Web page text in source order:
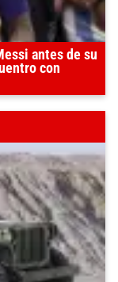
antes de su
con